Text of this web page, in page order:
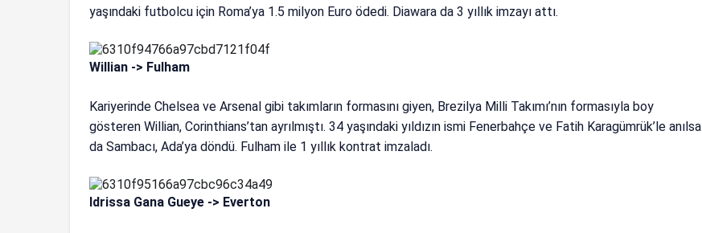
yaşındaki futbolcu için Roma’ya 1.5 milyon Euro ödedi. Diawara da 3 yıllık imzayı attı.
Willian -> Fulham
Kariyerinde Chelsea ve Arsenal gibi takımların formasını giyen, Brezilya Milli Takımı’nın formasıyla boy
gösterenWillian, Corinthians’tan ayrılmıştı. 34 yaşındaki yıldızın ismi Fenerbahçe ve Fatih Karagümrük’le anılsa
da Sambacı, Ada’ya döndü. Fulham ile 1 yıllık kontrat imzaladı.
Idrissa Gana Gueye -> Everton